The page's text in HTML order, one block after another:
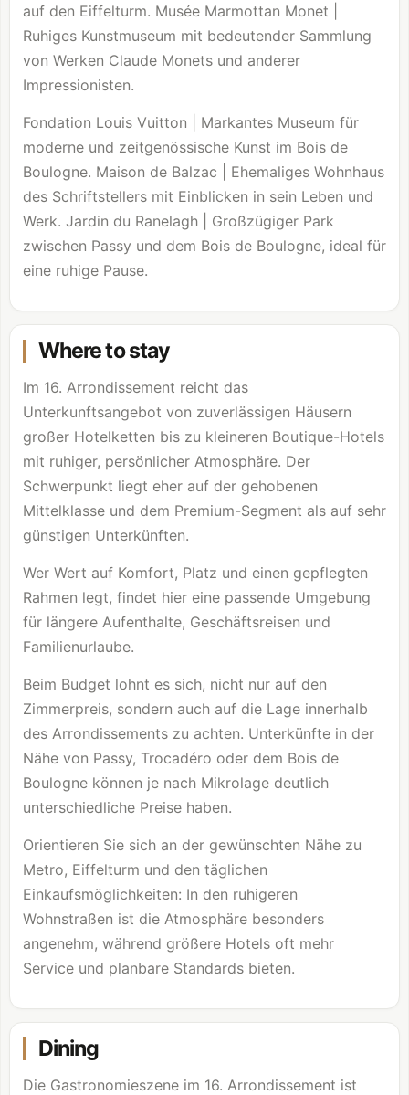
auf den Eiffelturm. Musée Marmottan Monet
Ruhiges Kunstmuseum mit bedeutender Sammlung
von Werken Claude Monets und anderer
Impressionisten.
Fondation Louis Vuitton | Markantes Museum für
moderne und zeitgenössische Kunst im Bois de
Boulogne. Maison de Balzac | Ehemaliges Wohnhaus
des Schriftstellers mit Einblicken in sein Leben und
Werk. Jardin du Ranelagh | Großzügiger Park
zwischen Passy und dem Bois de Boulogne, ideal für
eine ruhige Pause.
Where to stay
Im 16. Arrondissement reicht das
Unterkunftsangebot von zuverlässigen Häusern
großer Hotelketten bis zu kleineren Boutique-Hotels
mit ruhiger, persönlicher Atmosphäre. Der
Schwerpunkt liegt eher auf der gehobenen
Mittelklasse und dem Premium-Segment als auf sehr
günstigen Unterkünften.
Wer Wert auf Komfort, Platz und einen gepflegten
Rahmen legt, findet hier eine passende Umgebung
für längere Aufenthalte, Geschäftsreisen und
Familienurlaube.
Beim Budget lohnt es sich, nicht nur auf den
Zimmerpreis, sondern auch auf die Lage innerhalb
des Arrondissements zu achten. Unterkünfte in der
Nähe von Passy, Trocadéro oder dem Bois de
Boulogne können je nach Mikrolage deutlich
unterschiedliche Preise haben.
Orientieren Sie sich an der gewünschten Nähe zu
Metro, Eiffelturm und den täglichen
Einkaufsmöglichkeiten: In den ruhigeren
Wohnstraßen ist die Atmosphäre besonders
angenehm, während größere Hotels oft mehr
Service und planbare Standards bieten.
Dining
Die Gastronomieszene im 16. Arrondissement ist